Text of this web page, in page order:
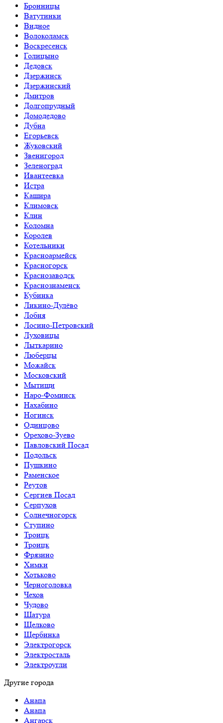
Бронницы
Ватутинки
Видное
Волоколамск
Воскресенск
Голицыно
Дедовск
Дзержинск
Дзержинский
Дмитров
Долгопрудный
Домодедово
Дубна
Егорьевск
Жуковский
Звенигород
Зеленоград
Ивантеевка
Истра
Кашира
Климовск
Клин
Коломна
Королев
Котельники
Красноармейск
Красногорск
Краснозаводск
Краснознаменск
Кубинка
Ликино-Дулёво
Лобня
Лосино-Петровский
Луховицы
Лыткарино
Люберцы
Можайск
Московский
Мытищи
Наро-Фоминск
Нахабино
Ногинск
Одинцово
Орехово-Зуево
Павловский Посад
Подольск
Пушкино
Раменское
Реутов
Сергиев Посад
Серпухов
Солнечногорск
Ступино
Троицк
Троицк
Фрязино
Химки
Хотьково
Черноголовка
Чехов
Чудово
Шатура
Щелково
Щербинка
Электрогорск
Электросталь
Электроугли
Другие города
Анапа
Анапа
Ангарск